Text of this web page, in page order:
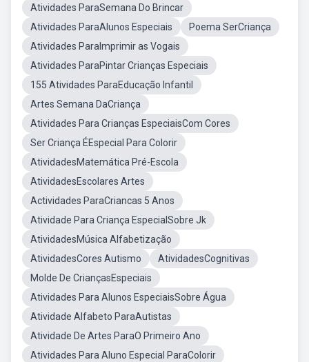
Atividades ParaSemana Do Brincar
Atividades ParaAlunos Especiais
Poema SerCriança
Atividades ParaImprimir as Vogais
Atividades ParaPintar Crianças Especiais
155 Atividades ParaEducação Infantil
Artes Semana DaCriança
Atividades Para Crianças EspeciaisCom Cores
Ser Criança ÉEspecial Para Colorir
AtividadesMatemática Pré-Escola
AtividadesEscolares Artes
Actividades ParaCriancas 5 Anos
Atividade Para Criança EspecialSobre Jk
AtividadesMúsica Alfabetização
AtividadesCores Autismo
AtividadesCognitivas
Molde De CriançasEspeciais
Atividades Para Alunos EspeciaisSobre Água
Atividade Alfabeto ParaAutistas
Atividade De Artes ParaO Primeiro Ano
Atividades Para Aluno Especial ParaColorir